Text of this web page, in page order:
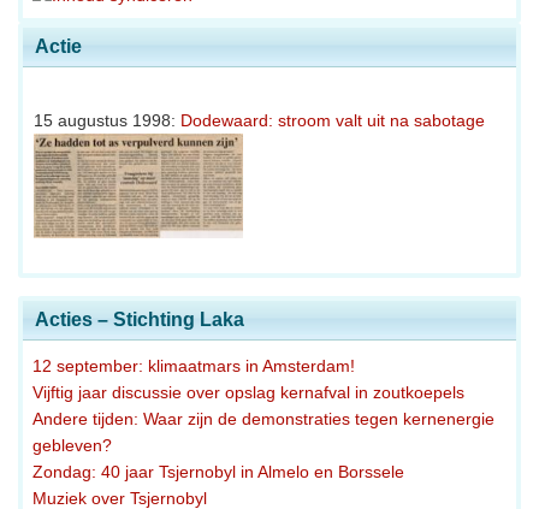
Actie
15 augustus 1998: Dodewaard: stroom valt uit na sabotage
Acties – Stichting Laka
12 september: klimaatmars in Amsterdam!
Vijftig jaar discussie over opslag kernafval in zoutkoepels
Andere tijden: Waar zijn de demonstraties tegen kernenergie
gebleven?
Zondag: 40 jaar Tsjernobyl in Almelo en Borssele
Muziek over Tsjernobyl